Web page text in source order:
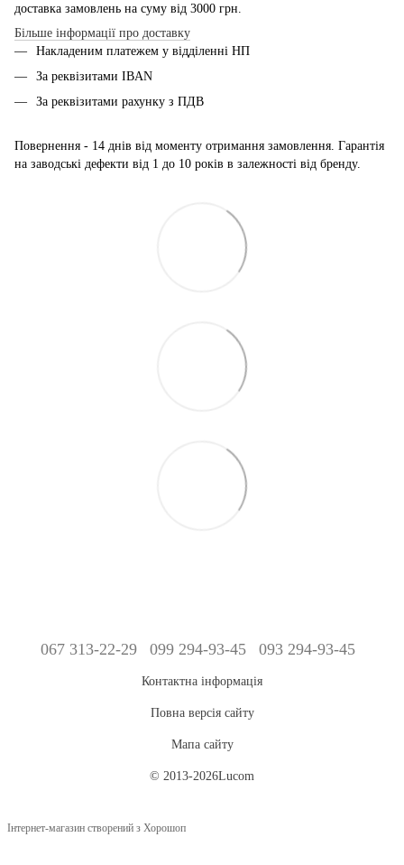
доставка замовлень на суму від 3000 грн.
Більше інформації про доставку
Накладеним платежем у відділенні НП
За реквізитами IBAN
За реквізитами рахунку з ПДВ
Повернення - 14 днів від моменту отримання замовлення. Гарантія
на заводські дефекти від 1 до 10 років в залежності від бренду.
067 313-22-29 099 294-93-45 093 294-93-45
Контактна інформація
Повна версія сайту
Мапа сайту
© 2013-2026Lucom
Інтернет-магазин створений з Хорошоп